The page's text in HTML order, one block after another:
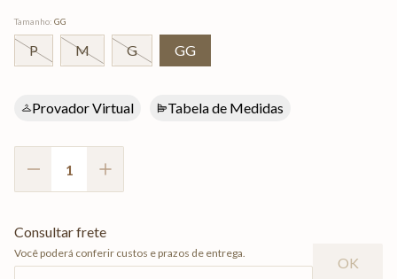
Tamanho: GG
P M G GG
Provador Virtual Tabela de Medidas